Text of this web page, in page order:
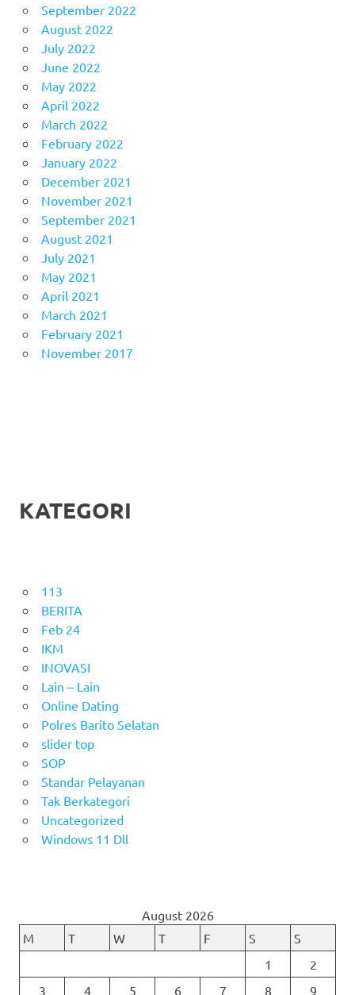
September 2022
August 2022
July 2022
June 2022
May 2022
April 2022
March 2022
February 2022
January 2022
December 2021
November 2021
September 2021
August 2021
July 2021
May 2021
April 2021
March 2021
February 2021
November 2017
KATEGORI
113
BERITA
Feb 24
IKM
INOVASI
Lain – Lain
Online Dating
Polres Barito Selatan
slider top
SOP
Standar Pelayanan
Tak Berkategori
Uncategorized
Windows 11 Dll
August 2026
M
T W T F S
S
1
2
3
4 5 6 7 8 9